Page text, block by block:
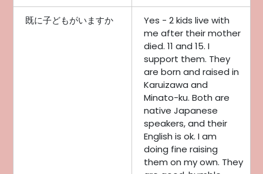
既に子どもがいますか
Yes - 2 kids live with
me after their mother
died. 11 and 15. I
support them. They
are born and raised in
Karuizawa and
Minato-ku. Both are
native Japanese
speakers, and their
English is ok. I am
doing fine raising
them on my own. They